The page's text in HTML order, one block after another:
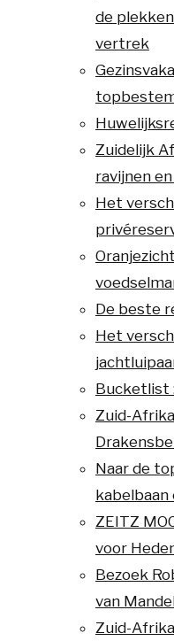
de
vertrek
Zuidelijk
ravijnen
Het
De beste
Het
Bucketlist
Zuid-
Naar de
kabelbaan
ZEITZ
voor
Bezoek
van
Zuid-